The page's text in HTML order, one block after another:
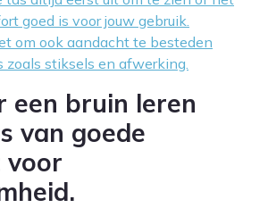
goed is voor jouw gebruik.
om ook aandacht te besteden
zoals stiksels en afwerking.
een bruin leren
van goede